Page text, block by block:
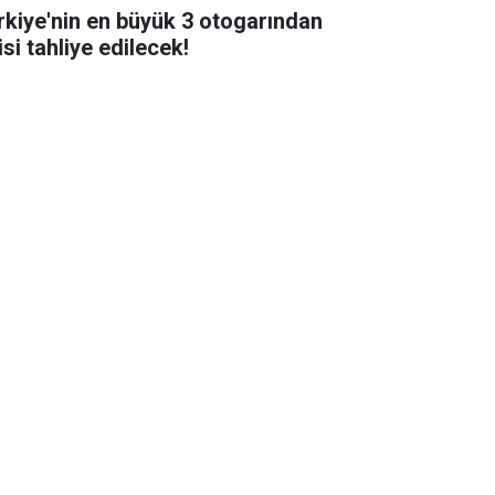
en büyük 3 otogarından
tahliye edilecek!